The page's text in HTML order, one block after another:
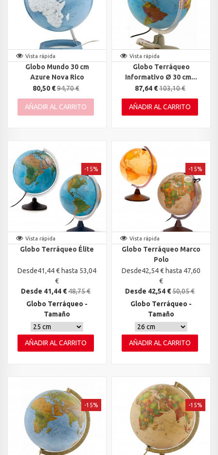
Vista rápida
Globo Mundo 30 cm
Azure Nova Rico
80,50 €94,70 €
AÑADIR AL CARRITO
Vista rápida
Globo Terráqueo
Informativo Ø 30 cm...
87,64 €103,10 €
AÑADIR AL CARRITO
Vista rápida
Globo Terráqueo Élite
Desde41,44 € hasta 53,04
€
Desde 41,44 €48,75 €
-15%
Globo Terráqueo -
Tamaño
AÑADIR AL CARRITO
Vista rápida
Globo Terráqueo Marco
Polo
Desde42,54 € hasta 47,60
€
Desde 42,54 €50,05 €
-15%
Globo Terráqueo -
Tamaño
AÑADIR AL CARRITO
-15% -15%